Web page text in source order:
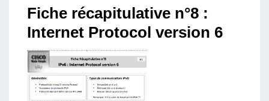
Fiche récapitulative n°8 :
Internet Protocol version 6